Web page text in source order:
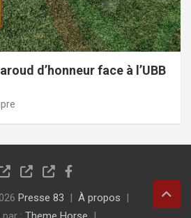
d’honneur face à l’UBB
Presse 83
À propos